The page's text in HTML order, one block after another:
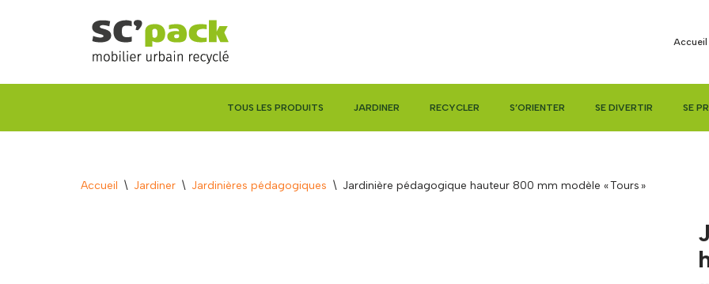
Accueil
TOUS LES PRODUITS JARDINER RECYCLER S’ORIENTER SE DIVERTIR SE
Accueil \ Jardiner \ Jardinières pédagogiques \ Jardinière pédagogique hauteur 800 mm modèle « Tours »